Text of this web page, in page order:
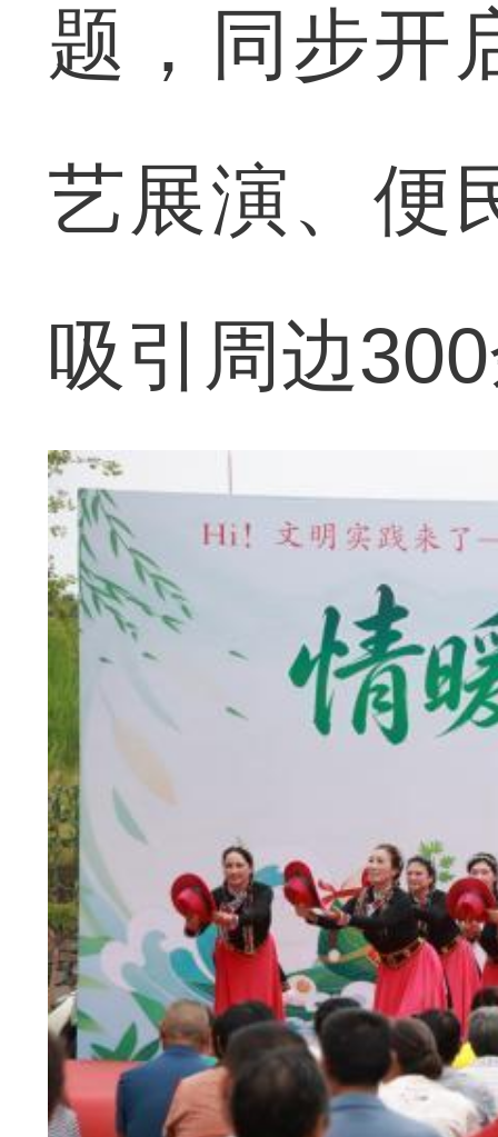
题，同步开
艺展演、便
吸引周边